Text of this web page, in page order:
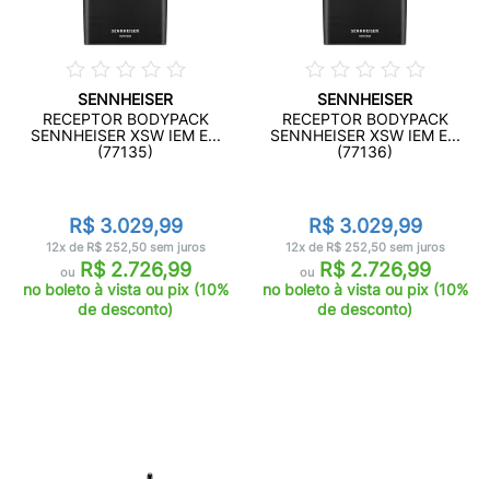
SENNHEISER
RECEPTOR BODYPACK
SENNHEISER XSW IEM E...
(77135)
R$ 3.029,99
12x de R$ 252,50 sem juros
ouR$ 2.726,99
no boleto à vista ou pix (10%
de desconto)
SENNHEISER
RECEPTOR BODYPACK
SENNHEISER XSW IEM E...
(77136)
R$ 3.029,99
12x de R$ 252,50 sem juros
ouR$ 2.726,99
no boleto à vista ou pix (10%
de desconto)